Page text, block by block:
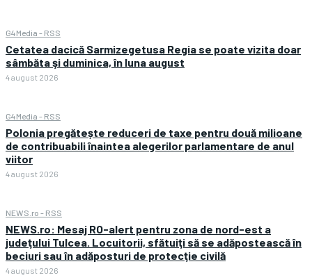
G4Media - RSS
Cetatea dacică Sarmizegetusa Regia se poate vizita doar
sâmbăta şi duminica, în luna august
4 august 2026
G4Media - RSS
Polonia pregătește reduceri de taxe pentru două milioane
de contribuabili înaintea alegerilor parlamentare de anul
viitor
4 august 2026
NEWS.ro - RSS
NEWS.ro: Mesaj RO-alert pentru zona de nord-est a
judeţului Tulcea. Locuitorii, sfătuiţi să se adăpostească în
beciuri sau în adăposturi de protecţie civilă
4 august 2026